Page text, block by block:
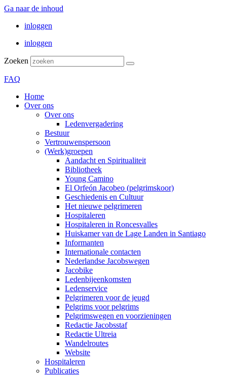
Ga naar de inhoud
inloggen
inloggen
Zoeken
FAQ
Home
Over ons
Over ons
Ledenvergadering
Bestuur
Vertrouwenspersoon
(Werk)groepen
Aandacht en Spiritualiteit
Bibliotheek
Young Camino
El Orfeón Jacobeo (pelgrimskoor)
Geschiedenis en Cultuur
Het nieuwe pelgrimeren
Hospitaleren
Hospitaleren in Roncesvalles
Huiskamer van de Lage Landen in Santiago
Informanten
Internationale contacten
Nederlandse Jacobswegen
Jacobike
Ledenbijeenkomsten
Ledenservice
Pelgrimeren voor de jeugd
Pelgrims voor pelgrims
Pelgrimswegen en voorzieningen
Redactie Jacobsstaf
Redactie Ultreia
Wandelroutes
Website
Hospitaleren
Publicaties